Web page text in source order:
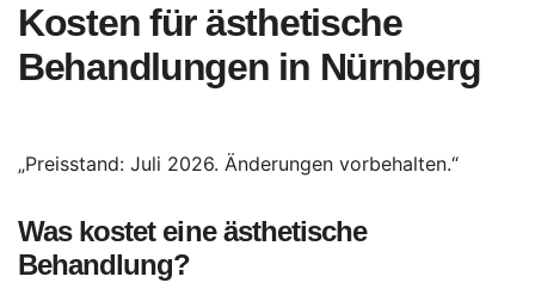
Kosten für ästhetische
Behandlungen in Nürnberg
„Preisstand: Juli 2026. Änderungen vorbehalten.“
Was kostet eine ästhetische
Behandlung?